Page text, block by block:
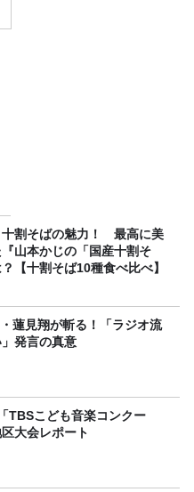
十割そばの魅力！ 最高に美
山本かじの「国産十割そ
【十割そば10種食べ比べ】
蓮見翔が斬る！「ラジオ流
発言の真意
TBSこども音楽コンクー
大会レポート